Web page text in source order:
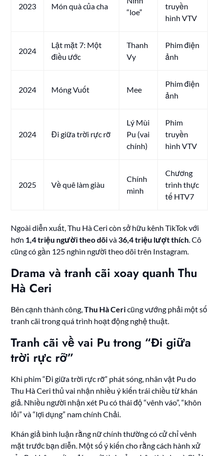
2023 Món quà của cha
“loe”
truyền
hình VTV
2024
Lật mặt 7: Một
điều ước
Thanh
Vy
Phim điện
ảnh
2024 Móng Vuốt Mee
Phim điện
ảnh
2024 Đi giữa trời rực rỡ
Lý Mùi
Pu (vai
chính)
Phim
truyền
hình VTV
2025 Về quê làm giàu
Chính
mình
Chương
trình thực
tế HTV7
Ngoài diễn xuất, Thu Hà Ceri còn sở hữu kênh TikTok với
hơn 1,4 triệu người theo dõivà 36,4 triệu lượt thích. Cô
cũng có gần 125 nghìn người theo dõi trên Instagram.
Drama và tranh cãi xoay quanh Thu
Hà Ceri
Bên cạnh thành công,Thu Hà Cericũng vướng phải một số
tranh cãi trong quá trình hoạt động nghệ thuật.
Tranh cãi về vai Pu trong “Đi giữa
trời rực rỡ”
Khi phim “Đi giữa trời rực rỡ” phát sóng, nhân vật Pu do
Thu Hà Ceri thủ vai nhận nhiều ý kiến trái chiều từ khán
giả. Nhiều người nhận xét Pu có thái độ “vênh váo”, “khôn
lỏi” và “lợi dụng” nam chính Chải.
Khán giả bình luận rằng nữ chính thường có cử chỉ vênh
mặt trước bạn diễn. Một số ý kiến cho rằng cách hành xử